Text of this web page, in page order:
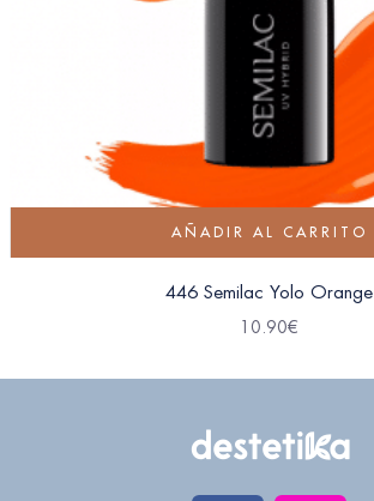
AÑADIR AL CARRITO
446 Semilac Yolo Orange
10.90€